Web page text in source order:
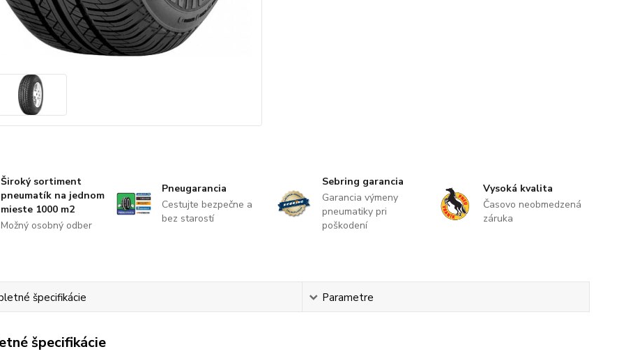
Široký sortiment
pneumatík na jednom
mieste 1000 m2
Možný osobný odber
Pneugarancia
Cestujte bezpečne a
bez starostí
Sebring garancia
Garancia výmeny
pneumatiky pri
poškodení
Vysoká kvalita
Časovo neobmedzená
záruka
špecifikácie Parametre
špecifikácie